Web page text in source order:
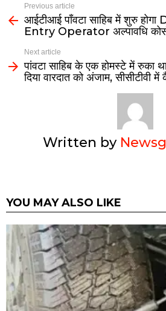
Previous article
आईटीआई पाँवटा साहिब में शुरु
Entry Operator अल्पावधि
Next article
पांवटा साहिब के एक होमस्टे में रुका
दिया वारदात को अंजाम, सीसीटीवी में
Written by
YOU MAY ALSO LIKE